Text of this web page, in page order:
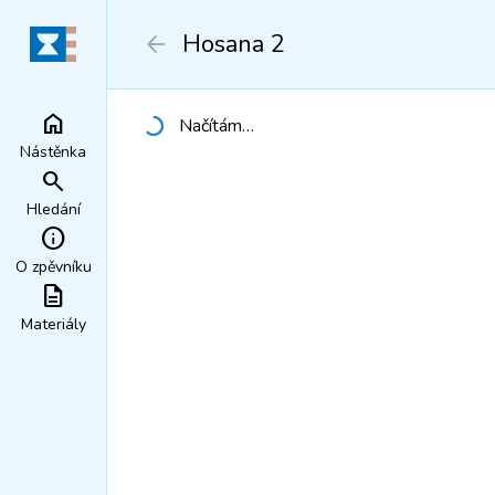
home
Nástěnka
search
Hledání
info
O zpěvníku
description
Materiály
arrow_back Hosana 2
Načítám…